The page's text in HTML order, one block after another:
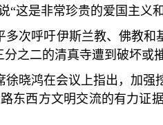
“这是非常珍贵的爱国主义
次呼吁伊斯兰教、佛教和
之二的清真寺遭到破坏或摧
晓鸿在会议上指出，加
东西方文明交流的有力证